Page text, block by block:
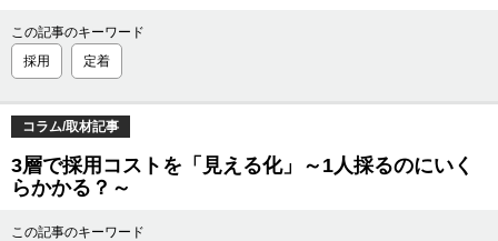
この記事のキーワード
採用
定着
コラム/取材記事
3層で採用コストを「見える化」～1人採るのにいく
らかかる？～
この記事のキーワード